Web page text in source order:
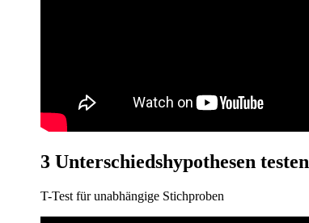
3 Unterschiedshypothesen testen
T-Test für unabhängige Stichproben